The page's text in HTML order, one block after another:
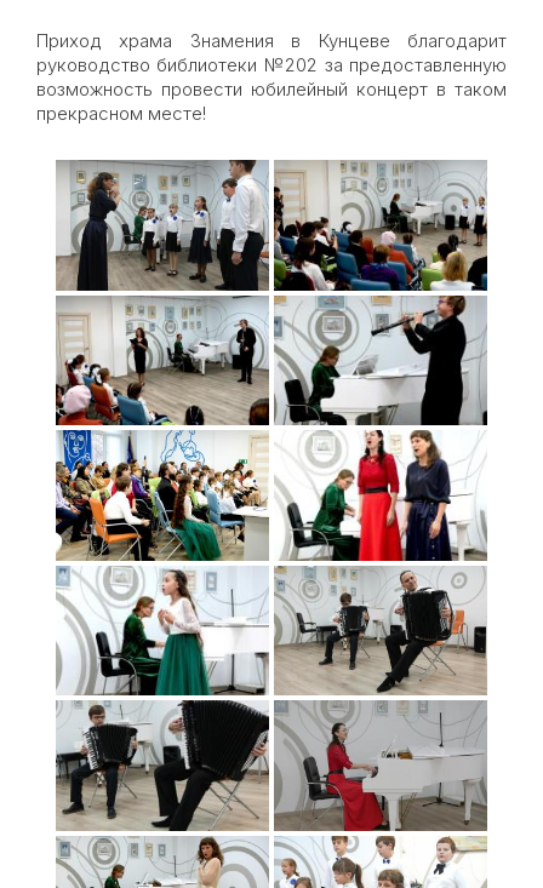
Приход храма Знамения в Кунцеве благодарит
руководство библиотеки №202 за предоставленную
возможность провести юбилейный концерт в таком
прекрасном месте!